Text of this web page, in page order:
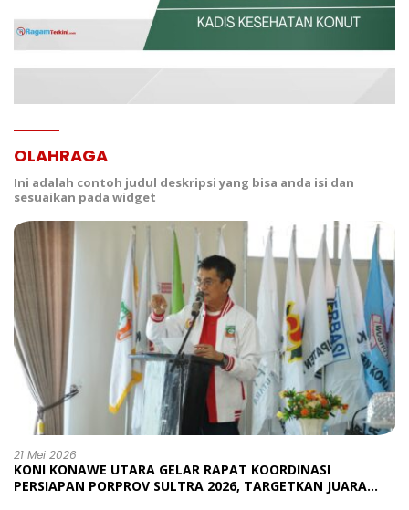
OLAHRAGA
Ini adalah contoh judul deskripsi yang bisa anda isi dan
sesuaikan pada widget
21 Mei 2026
KONI KONAWE UTARA GELAR RAPAT KOORDINASI
PERSIAPAN PORPROV SULTRA 2026, TARGETKAN JUARA